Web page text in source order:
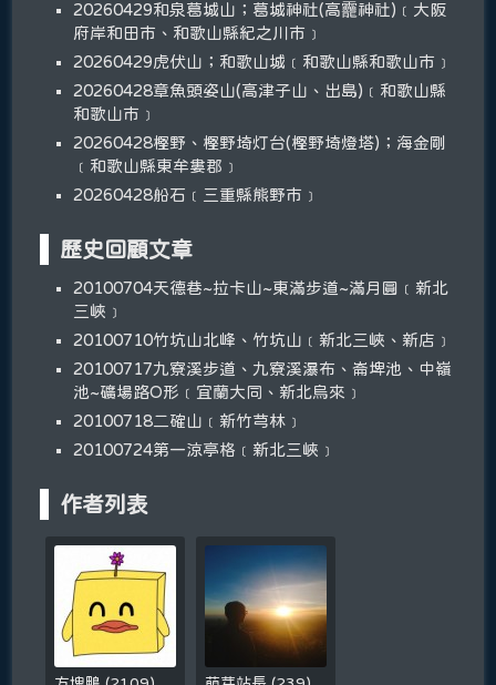
20260429和泉葛城山；葛城神社(高龗神社)﹝大阪
府岸和田市、和歌山縣紀之川市﹞
20260429虎伏山；和歌山城﹝和歌山縣和歌山市﹞
20260428章魚頭姿山(高津子山、出島)﹝和歌山縣
和歌山市﹞
20260428樫野、樫野埼灯台(樫野埼燈塔)；海金剛
﹝和歌山縣東牟婁郡﹞
20260428船石﹝三重縣熊野市﹞
歷史回顧文章
20100704天德巷~拉卡山~東滿步道~滿月圓﹝新北
三峽﹞
20100710竹坑山北峰、竹坑山﹝新北三峽、新店﹞
20100717九寮溪步道、九寮溪瀑布、崙埤池、中嶺
池~礦場路O形﹝宜蘭大同、新北烏來﹞
20100718二確山﹝新竹芎林﹞
20100724第一涼亭格﹝新北三峽﹞
作者列表